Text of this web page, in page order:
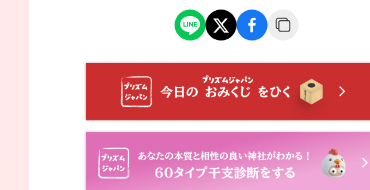
60日ごとの己巳の日 御開帳・限定御朱印｜弁財天と縁深い日。白蛇辨財天像の御
絵御朱印の頒布が案内されることがあります。干支暦のため日程は事前確認を。
夕暮れ前に入って池沿いを一周→拝殿前で一礼→帰り際に鳥居で一礼。安全のた